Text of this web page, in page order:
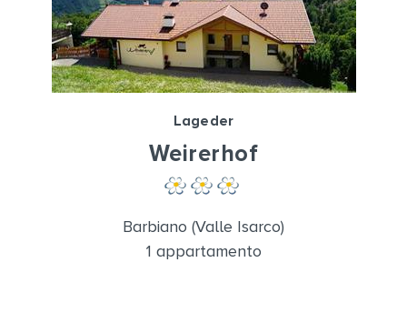
Lageder
Weirerhof
Barbiano (Valle Isarco)
1 appartamento